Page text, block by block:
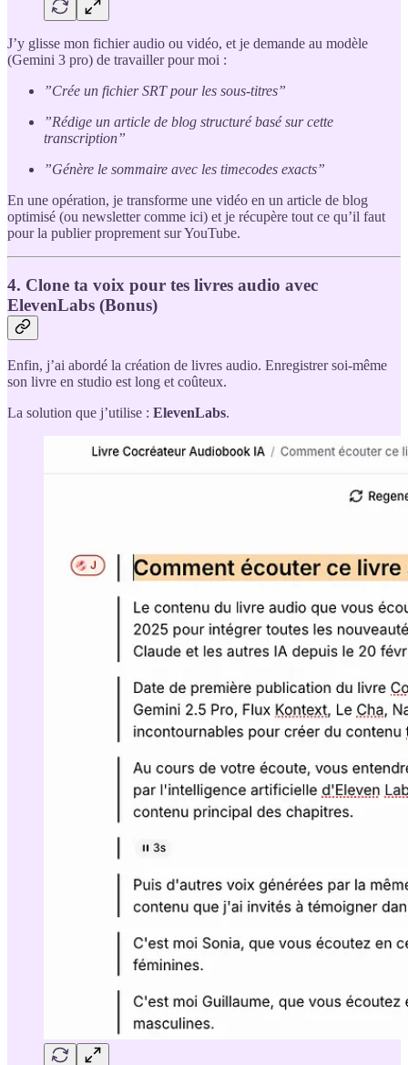
J’y glisse mon fichier audio ou vidéo, et je demande au modèle
(Gemini 3 pro) de travailler pour moi :
”Crée un fichier SRT pour les sous-titres”
”Rédige un article de blog structuré basé sur cette
transcription”
”Génère le sommaire avec les timecodes exacts”
En une opération, je transforme une vidéo en un article de blog
optimisé (ou newsletter comme ici) et je récupère tout ce qu’il faut
pour la publier proprement sur YouTube.
4. Clone ta voix pour tes livres audio avec
ElevenLabs (Bonus)
Enfin, j’ai abordé la création de livres audio. Enregistrer soi-même
son livre en studio est long et coûteux.
La solution que j’utilise : ElevenLabs.